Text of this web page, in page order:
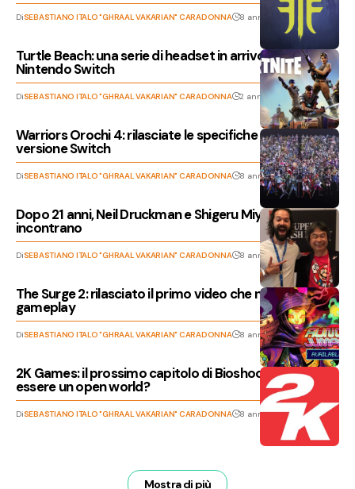
DiSEBASTIANO ITALO "GHRAAL VAKARIAN" CARADONNA 8 anni fa
Turtle Beach: una serie di headset in arrivo per
Nintendo Switch
DiSEBASTIANO ITALO "GHRAAL VAKARIAN" CARADONNA 2 anni fa
Warriors Orochi 4: rilasciate le specifiche della
versione Switch
DiSEBASTIANO ITALO "GHRAAL VAKARIAN" CARADONNA 8 anni fa
Dopo 21 anni, Neil Druckman e Shigeru Miyamoto si
incontrano
DiSEBASTIANO ITALO "GHRAAL VAKARIAN" CARADONNA 8 anni fa
The Surge 2: rilasciato il primo video che ne mostra il
gameplay
DiSEBASTIANO ITALO "GHRAAL VAKARIAN" CARADONNA 8 anni fa
2K Games: il prossimo capitolo di Bioshock potrebbe
essere un open world?
DiSEBASTIANO ITALO "GHRAAL VAKARIAN" CARADONNA 8 anni fa
Mostra di più